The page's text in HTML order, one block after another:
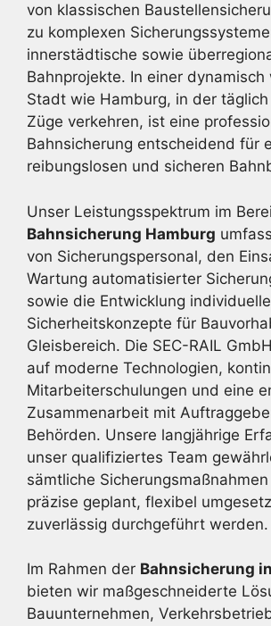
von klassischen
zu komplexen
innerstädtische sowie
Bahnprojekte. In einer dynamisch
Stadt wie Hamburg, in der
Züge verkehren, ist eine
Bahnsicherung entscheidend für
reibungslosen und sicheren
Unser Leistungsspektrum im
Bahnsicherung Hamburg
von Sicherungspersonal, den
Wartung automatisierter
sowie die Entwicklung
Sicherheitskonzepte für
Gleisbereich. Die SEC-RAIL
auf moderne Technologien,
Mitarbeiterschulungen und eine
Zusammenarbeit mit
Behörden. Unsere langjährige
unser qualifiziertes Team
sämtliche
präzise geplant, flexibel
zuverlässig durchgeführt werden.
Im Rahmen der Bahnsicherung
bieten wir maßgeschneiderte
Bauunternehmen,